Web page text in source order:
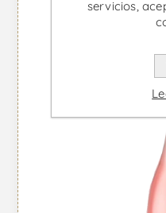
servicios,